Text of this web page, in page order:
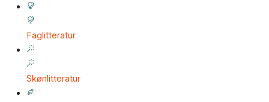
Faglitteratur
Skønlitteratur